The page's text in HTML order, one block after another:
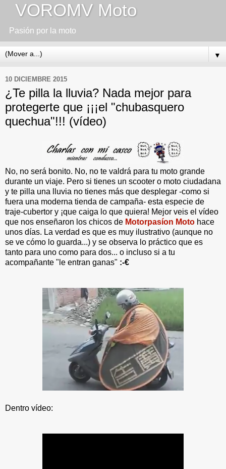
VOROMV Moto
Pasión por la moto
▼
10 DICIEMBRE 2015
¿Te pilla la lluvia? Nada mejor para
protegerte que ¡¡¡el "chubasquero
quechua"!!! (vídeo)
No, no será bonito. No, no te valdrá para tu moto grande
durante un viaje. Pero si tienes un scooter o moto ciudadana
y te pilla una lluvia no tienes más que desplegar -como si
fuera una moderna tienda de campaña- esta especie de
traje-cubertor y ¡que caiga lo que quiera! Mejor veis el vídeo
que nos enseñaron los chicos de Motorpasíon Moto hace
unos días. La verdad es que es muy ilustrativo (aunque no
se ve cómo lo guarda...) y se observa lo práctico que es
tanto para uno como para dos... o incluso si a tu
acompañante "le entran ganas" :-€
Dentro vídeo: